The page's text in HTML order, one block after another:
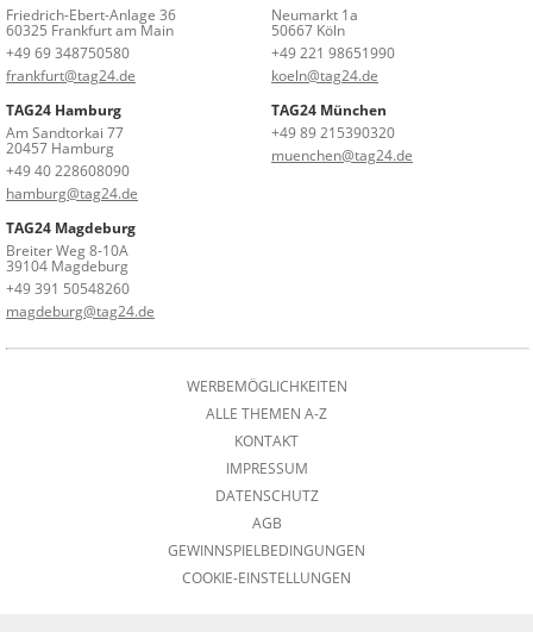
Friedrich-Ebert-Anlage 36
60325 Frankfurt am Main
+49 69 348750580
frankfurt@tag24.de
Neumarkt 1a
50667 Köln
+49 221 98651990
koeln@tag24.de
TAG24 Hamburg
Am Sandtorkai 77
20457 Hamburg
+49 40 228608090
hamburg@tag24.de
TAG24 München
+49 89 215390320
muenchen@tag24.de
TAG24 Magdeburg
Breiter Weg 8-10A
39104 Magdeburg
+49 391 50548260
magdeburg@tag24.de
WERBEMÖGLICHKEITEN
ALLE THEMEN A-Z
KONTAKT
IMPRESSUM
DATENSCHUTZ
AGB
GEWINNSPIELBEDINGUNGEN
COOKIE-EINSTELLUNGEN